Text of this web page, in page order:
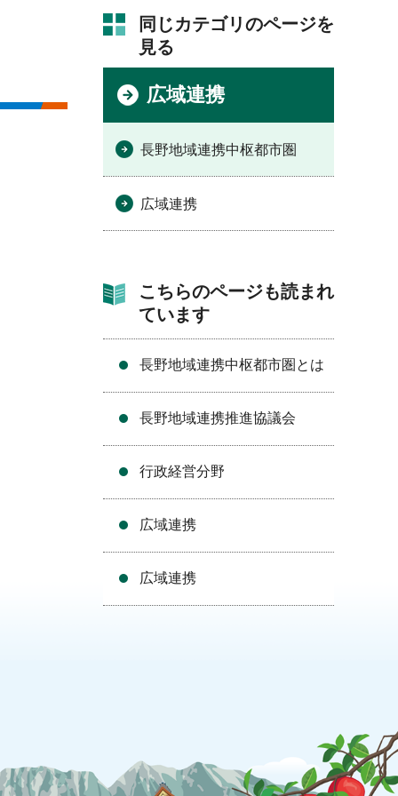
同じカテゴリのページを
見る
広域連携
長野地域連携中枢都市圏
広域連携
こちらのページも読まれ
ています
長野地域連携中枢都市圏とは
長野地域連携推進協議会
行政経営分野
広域連携
広域連携